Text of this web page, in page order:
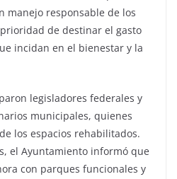
manejo responsable de los
de destinar el gasto
incidan en el bienestar y la
legisladores federales y
municipales, quienes
los espacios rehabilitados.
el Ayuntamiento informó que
con parques funcionales y